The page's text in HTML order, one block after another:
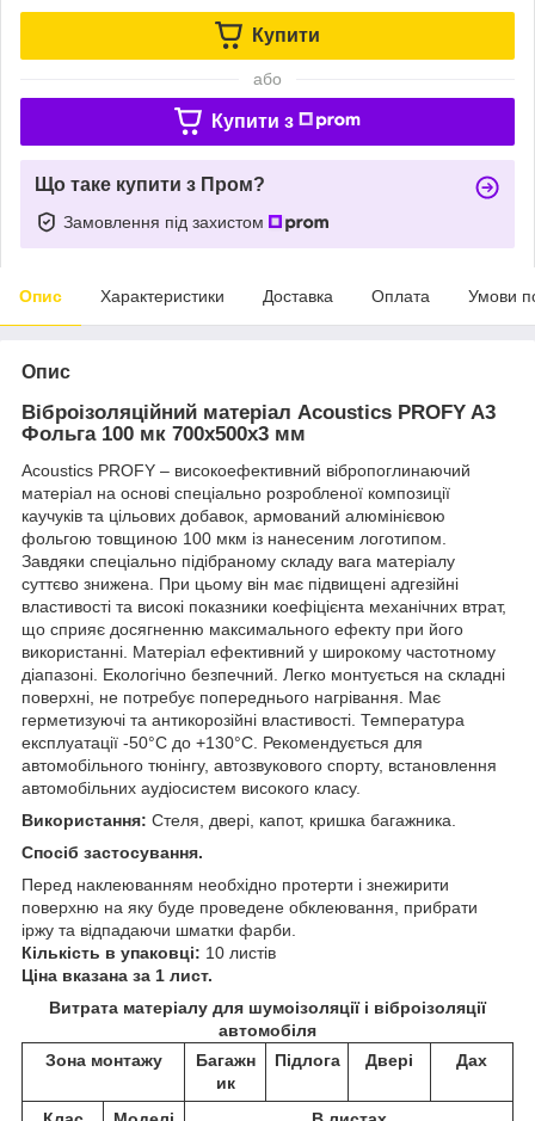
Купити
або
Купити з
Що таке купити з Пром?
Замовлення під захистом
Опис Характеристики Доставка Оплата Умови
Опис
Віброізоляційний матеріал Acoustics PROFY A3
Фольга 100 мк 700x500х3 мм
Acoustics PROFY – високоефективний вібропоглинаючий
матеріал на основі спеціально розробленої композиції
каучуків та цільових добавок, армований алюмінієвою
фольгою товщиною 100 мкм із нанесеним логотипом.
Завдяки спеціально підібраному складу вага матеріалу
суттєво знижена. При цьому він має підвищені адгезійні
властивості та високі показники коефіцієнта механічних втрат,
що сприяє досягненню максимального ефекту при його
використанні. Матеріал ефективний у широкому частотному
діапазоні. Екологічно безпечний. Легко монтується на складні
поверхні, не потребує попереднього нагрівання. Має
герметизуючі та антикорозійні властивості. Температура
експлуатації -50°С до +130°С. Рекомендується для
автомобільного тюнінгу, автозвукового спорту, встановлення
автомобільних аудіосистем високого класу.
Використання: Стеля, двері, капот, кришка багажника.
Спосіб застосування.
Перед наклеюванням необхідно протерти і знежирити
поверхню на яку буде проведене обклеювання, прибрати
іржу та відпадаючи шматки фарби.
Кількість в упаковці: 10 листів
Ціна вказана за 1 лист.
Витрата матеріалу для шумоізоляції і віброізоляції
автомобіля
Зона монтажу
Багажн
ик
Підлога Двері Дах